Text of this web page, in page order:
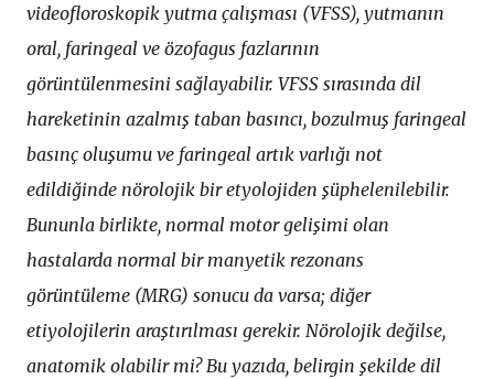
videofloroskopik yutma ​​çalışması (VFSS), yutmanın
oral, faringeal ve özofagus fazlarının
görüntülenmesini sağlayabilir. VFSS sırasında dil
hareketinin azalmış taban basıncı, bozulmuş faringeal
basınç oluşumu ve faringeal artık varlığı not
edildiğinde nörolojik bir etyolojiden şüphelenilebilir.
Bununla birlikte, normal motor gelişimi olan
hastalarda normal bir manyetik rezonans
görüntüleme (MRG) sonucu da varsa; diğer
etiyolojilerin araştırılması gerekir. Nörolojik değilse,
anatomik olabilir mi? Bu yazıda, belirgin şekilde dil